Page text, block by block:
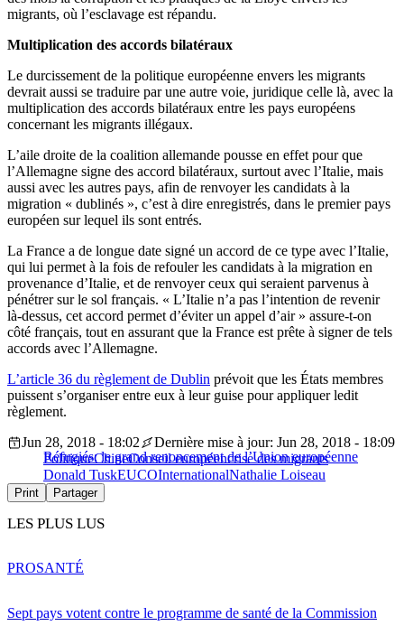
migrants, où l’esclavage est répandu.
Multiplication des accords bilatéraux
Le durcissement de la politique européenne envers les migrants
devrait aussi se traduire par une autre voie, juridique celle là, avec la
multiplication des accords bilatéraux entre les pays européens
concernant les migrants illégaux.
L’aile droite de la coalition allemande pousse en effet pour que
l’Allemagne signe des accord bilatéraux, surtout avec l’Italie, mais
aussi avec les autres pays, afin de renvoyer les candidats à la
migration « dublinés », c’est à dire enregistrés, dans le premier pays
européen sur lequel ils sont entrés.
La France a de longue date signé un accord de ce type avec l’Italie,
qui lui permet à la fois de refouler les candidats à la migration en
provenance d’Italie, et de renvoyer ceux qui seraient parvenus à
pénétrer sur le sol français. « L’Italie n’a pas l’intention de revenir
là-dessus, cet accord permet d’éviter un appel d’air » assure-t-on
côté français, tout en assurant que la France est prête à signer de tels
accords avec l’Allemagne.
L’article 36 du règlement de Dublin prévoit que les États membres
puissent s’organiser entre eux à leur guise pour appliquer ledit
règlement.
Réfugiés: le grand renoncement de l’Union européenne
Jun 28, 2018 - 18:02
Dernière mise à jour: Jun 28, 2018 - 18:09
PolitiqueChineConseil européencrise des migrants
Donald TuskEUCOInternationalNathalie Loiseau
Print Partager
LES PLUS LUS
Sept pays votent contre le programme de santé de la Commission
PROSANTÉ